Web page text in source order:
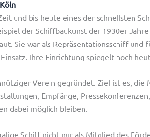
und bis heute eines der schnellsten
der Schiffbaukunst der 1930er
Sie war als Repräsentationsschiff und
Ihre Einrichtung spiegelt noch
Verein gegründet. Ziel ist es,
Empfänge,
dabei möglich bleiben.
Schiff nicht nur als Mitglied des